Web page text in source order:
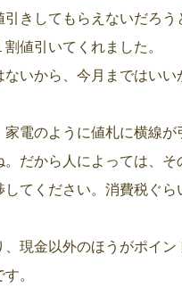
きしてもらえないだろう
値引いてくれました。
いから、今月まではいい
電のように値札に横線
だから人によっては、
てください。消費税ぐら
現金以外のほうがポイン
。